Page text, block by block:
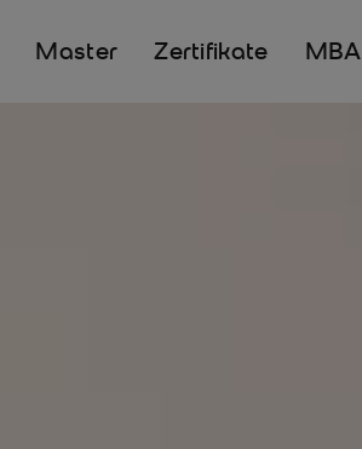
Master Zertifikate MBA